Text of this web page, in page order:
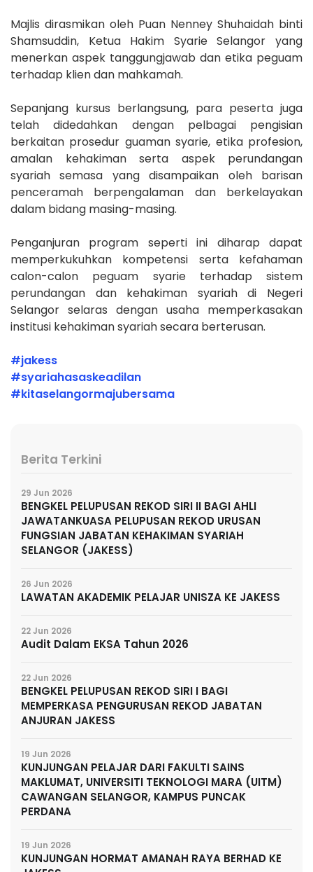
Majlis dirasmikan oleh Puan Nenney Shuhaidah binti
Shamsuddin, Ketua Hakim Syarie Selangor yang
menerkan aspek tanggungjawab dan etika peguam
terhadap klien dan mahkamah.
Sepanjang kursus berlangsung, para peserta juga
telah didedahkan dengan pelbagai pengisian
berkaitan prosedur guaman syarie, etika profesion,
amalan kehakiman serta aspek perundangan
syariah semasa yang disampaikan oleh barisan
penceramah berpengalaman dan berkelayakan
dalam bidang masing-masing.
Penganjuran program seperti ini diharap dapat
memperkukuhkan kompetensi serta kefahaman
calon-calon peguam syarie terhadap sistem
perundangan dan kehakiman syariah di Negeri
Selangor selaras dengan usaha memperkasakan
institusi kehakiman syariah secara berterusan.
#jakess
#syariahasaskeadilan
#kitaselangormajubersama
Berita Terkini
29 Jun 2026
BENGKEL PELUPUSAN REKOD SIRI II BAGI AHLI
JAWATANKUASA PELUPUSAN REKOD URUSAN
FUNGSIAN JABATAN KEHAKIMAN SYARIAH
SELANGOR (JAKESS)
26 Jun 2026
LAWATAN AKADEMIK PELAJAR UNISZA KE JAKESS
22 Jun 2026
Audit Dalam EKSA Tahun 2026
22 Jun 2026
BENGKEL PELUPUSAN REKOD SIRI I BAGI
MEMPERKASA PENGURUSAN REKOD JABATAN
ANJURAN JAKESS
19 Jun 2026
KUNJUNGAN PELAJAR DARI FAKULTI SAINS
MAKLUMAT, UNIVERSITI TEKNOLOGI MARA (UITM)
CAWANGAN SELANGOR, KAMPUS PUNCAK
PERDANA
19 Jun 2026
KUNJUNGAN HORMAT AMANAH RAYA BERHAD KE